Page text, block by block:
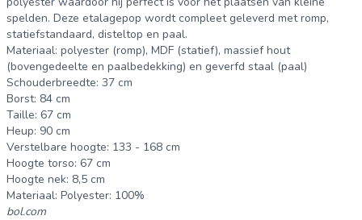
spelden. Deze etalagepop wordt compleet geleverd met romp,
statiefstandaard, disteltop en paal.
Materiaal: polyester (romp), MDF (statief), massief hout
(bovengedeelte en paalbedekking) en geverfd staal (paal)
Schouderbreedte: 37 cm
Borst: 84 cm
Taille: 67 cm
Heup: 90 cm
Verstelbare hoogte: 133 - 168 cm
Hoogte torso: 67 cm
Hoogte nek: 8,5 cm
Materiaal: Polyester: 100%
bol.com